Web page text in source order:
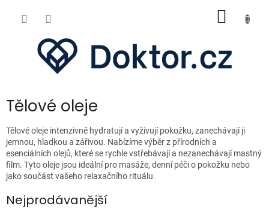
Tělové oleje
Tělové oleje intenzivně hydratují a vyživují pokožku, zanechávají ji
jemnou, hladkou a zářivou. Nabízíme výběr z přírodních a
esenciálních olejů, které se rychle vstřebávají a nezanechávají mastný
film. Tyto oleje jsou ideální pro masáže, denní péči o pokožku nebo
jako součást vašeho relaxačního rituálu.
Nejprodávanější